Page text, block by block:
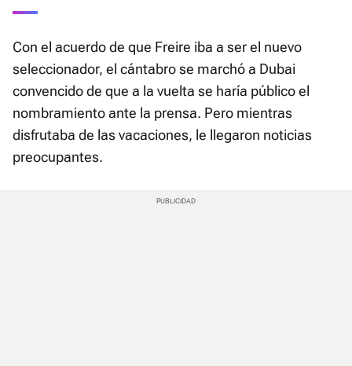
Con el acuerdo de que Freire iba a ser el nuevo
seleccionador, el cántabro se marchó a Dubai
convencido de que a la vuelta se haría público el
nombramiento ante la prensa. Pero mientras
disfrutaba de las vacaciones, le llegaron noticias
preocupantes.